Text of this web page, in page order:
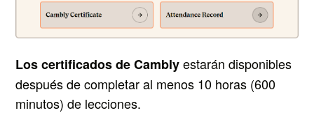
Los certificados de Camblyestarán disponibles
después de completar al menos 10 horas (600
minutos) de lecciones.